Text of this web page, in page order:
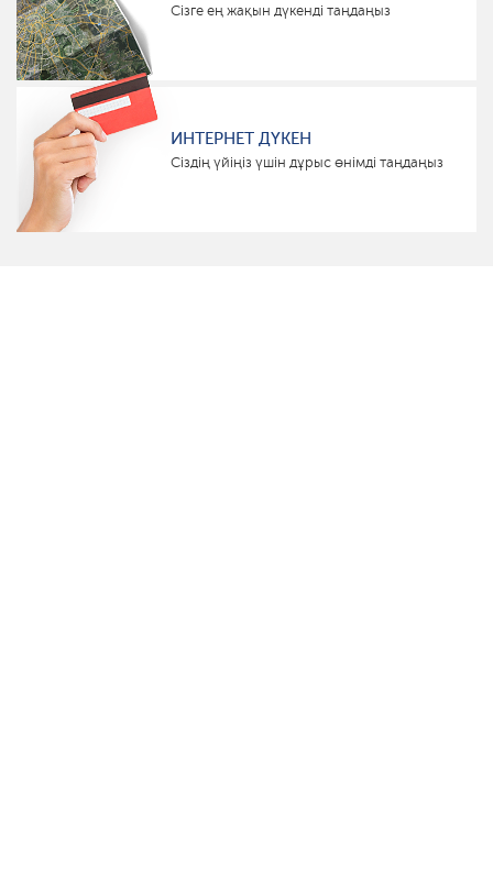
Сізге ең жақын дүкенді таңдаңыз
ИНТЕРНЕТ ДҮКЕН
Сіздің үйіңіз үшін дұрыс өнімді таңдаңыз